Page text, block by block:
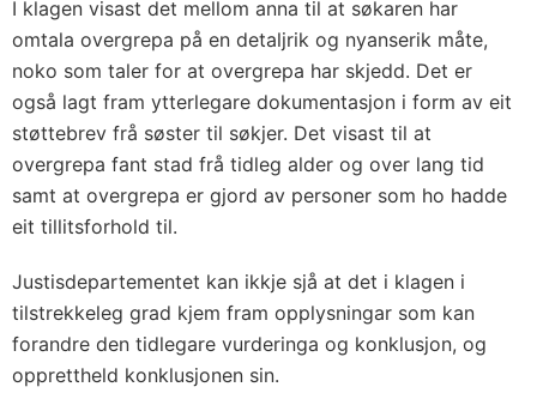
I klagen visast det mellom anna til at søkaren har
omtala overgrepa på en detaljrik og nyanserik måte,
noko som taler for at overgrepa har skjedd. Det er
også lagt fram ytterlegare dokumentasjon i form av eit
støttebrev frå søster til søkjer. Det visast til at
overgrepa fant stad frå tidleg alder og over lang tid
samt at overgrepa er gjord av personer som ho hadde
eit tillitsforhold til.
Justisdepartementet kan ikkje sjå at det i klagen i
tilstrekkeleg grad kjem fram opplysningar som kan
forandre den tidlegare vurderinga og konklusjon, og
opprettheld konklusjonen sin.